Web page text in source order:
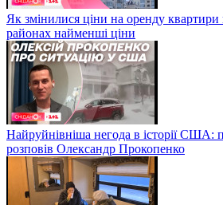
Як змінилися ціни на оренду квартири
районах найменші ціни
Найруйнівніша негода в історії США:
розповів Олександр Прокопенко